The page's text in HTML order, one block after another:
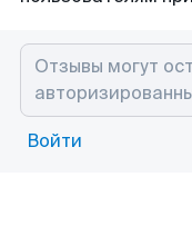
Войти